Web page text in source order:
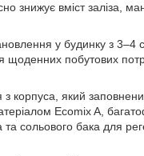
знижує вміст заліза,
у будинку з 3‒4
щоденних побутових
з корпуса, який
Ecomix A,
сольового бака для